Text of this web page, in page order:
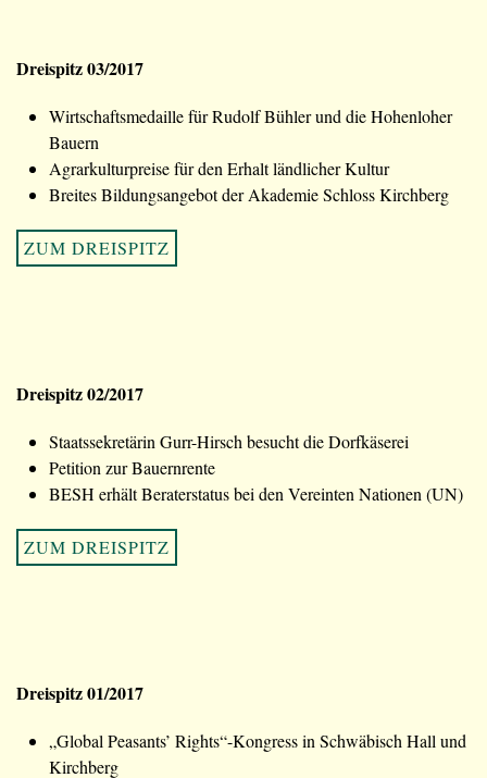
Dreispitz 03/2017
Wirtschaftsmedaille für Rudolf Bühler und die Hohenloher
Bauern
Agrarkulturpreise für den Erhalt ländlicher Kultur
Breites Bildungsangebot der Akademie Schloss Kirchberg
ZUM DREISPITZ
Dreispitz 02/2017
Staatssekretärin Gurr-Hirsch besucht die Dorfkäserei
Petition zur Bauernrente
BESH erhält Beraterstatus bei den Vereinten Nationen (UN)
ZUM DREISPITZ
Dreispitz 01/2017
„Global Peasants’ Rights“-Kongress in Schwäbisch Hall und
Kirchberg